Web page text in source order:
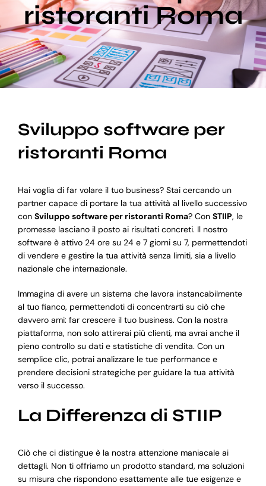
Blog
Supporto
ristoranti Roma
Sviluppo software per
ristoranti Roma
Hai voglia di far volare il tuo business? Stai cercando un
partner capace di portare la tua attività al livello successivo
con Sviluppo software per ristoranti Roma? Con STIIP, le
promesse lasciano il posto ai risultati concreti. Il nostro
software è attivo 24 ore su 24 e 7 giorni su 7, permettendoti
di vendere e gestire la tua attività senza limiti, sia a livello
nazionale che internazionale.
Immagina di avere un sistema che lavora instancabilmente
al tuo fianco, permettendoti di concentrarti su ciò che
davvero ami: far crescere il tuo business. Con la nostra
piattaforma, non solo attirerai più clienti, ma avrai anche il
pieno controllo su dati e statistiche di vendita. Con un
semplice clic, potrai analizzare le tue performance e
prendere decisioni strategiche per guidare la tua attività
verso il successo.
La Differenza di STIIP
Ciò che ci distingue è la nostra attenzione maniacale ai
dettagli. Non ti offriamo un prodotto standard, ma soluzioni
su misura che rispondono esattamente alle tue esigenze e